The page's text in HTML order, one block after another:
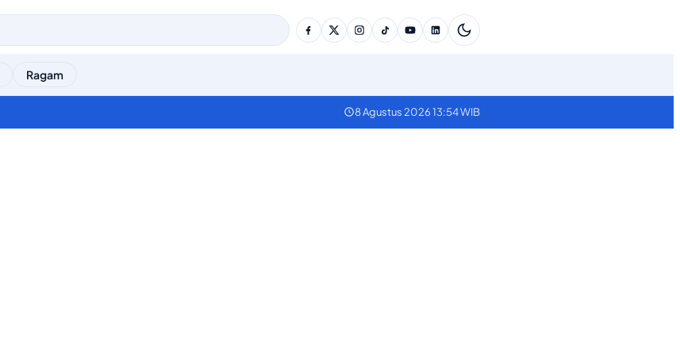
Ragam
8 Agustus 2026 13:54 WIB